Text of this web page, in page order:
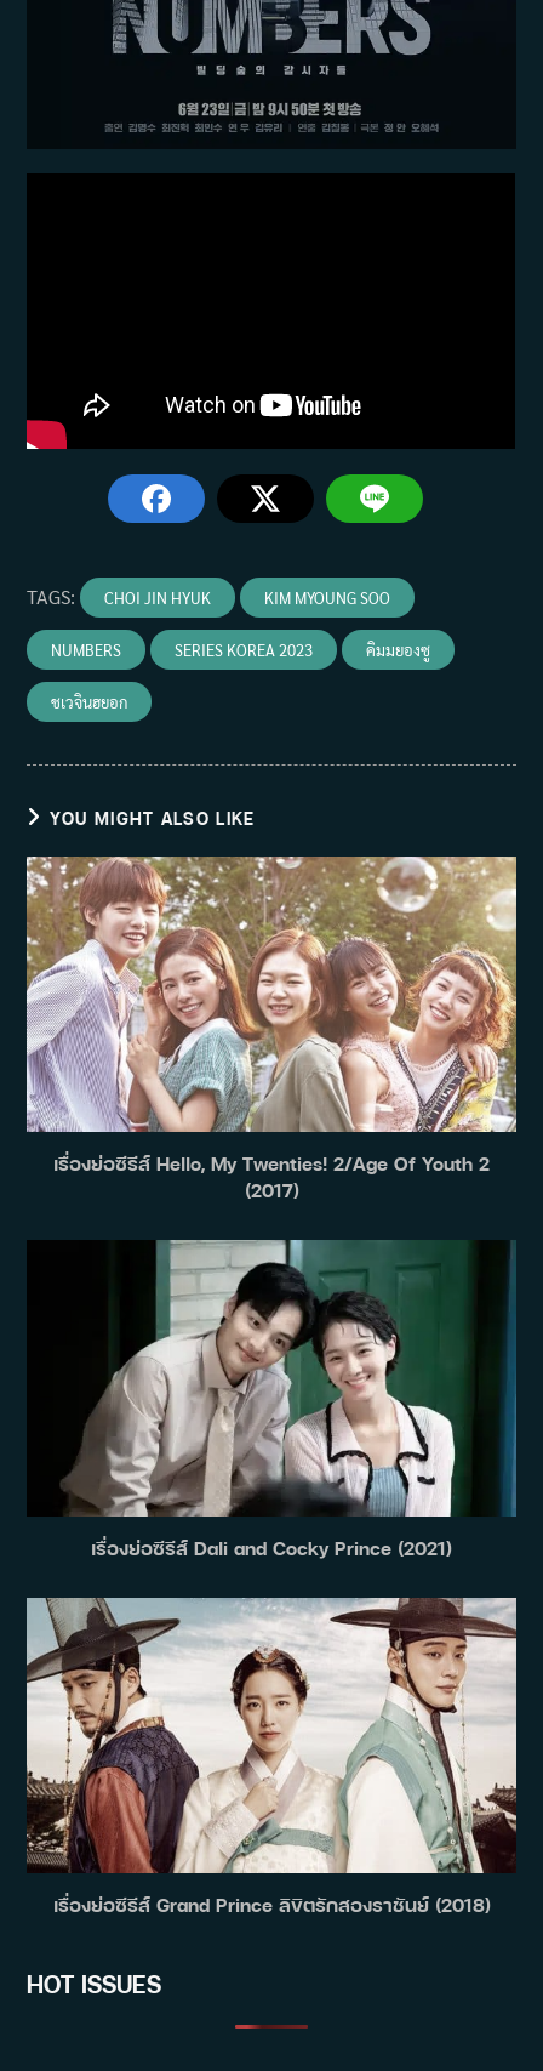
TAGS: CHOI JIN HYUK KIM MYOUNG SOO
NUMBERS SERIES KOREA 2023 คิมมยองซู
ชเวจินฮยอก
YOU MIGHT ALSO LIKE
เรื่องย่อซีรีส์ Hello, My Twenties! 2/Age Of Youth 2
(2017)
เรื่องย่อซีรีส์ Dali and Cocky Prince (2021)
เรื่องย่อซีรีส์ Grand Prince ลิขิตรักสองราชันย์ (2018)
HOT ISSUES